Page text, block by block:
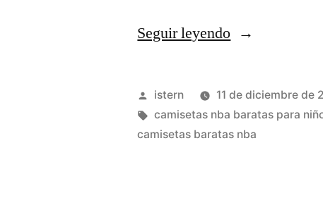
Seguir leyendo«camisetas
amazon»
Publicado
por
istern 11 de diciembre de
Etiquetas:
camisetas nba baratas para
camisetas baratas nba